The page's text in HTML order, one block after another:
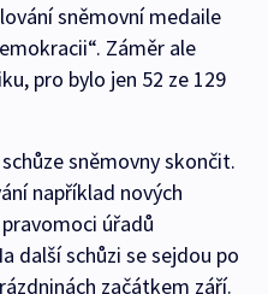
sněmovní medaile
Záměr ale
pro bylo jen 52 ze 129
sněmovny skončit.
například nových
úřadů
další schůzi se sejdou po
začátkem září.